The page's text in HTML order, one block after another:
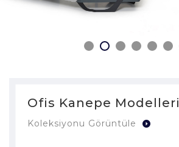
Ofis Kanepe Modelleri
Koleksiyonu Görüntüle